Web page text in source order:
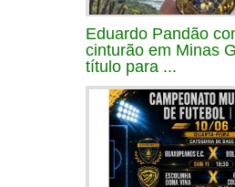
Eduardo Pandão
cinturão em Minas
título para ...